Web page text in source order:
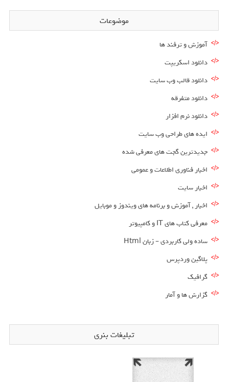
موضوعات
آموزش و ترفند ها
دانلود اسکریپت
دانلود قالب وب سایت
دانلود متفرقه
دانلود نرم افزار
ایده های طراحی وب سایت
جدیدترین گجت های معرفی شده
اخبار فناوری اطلاعات و عمومی
اخبار سایت
اخبار , آموزش و برنامه های ویندوز و موبایل
معرفی کتاب های IT و کامپیوتر
ساده ولی کاربردی – زبان Html
پلاگین وردپرس
گرافیک
گزارش ها و آمار
تبلیغات بنری